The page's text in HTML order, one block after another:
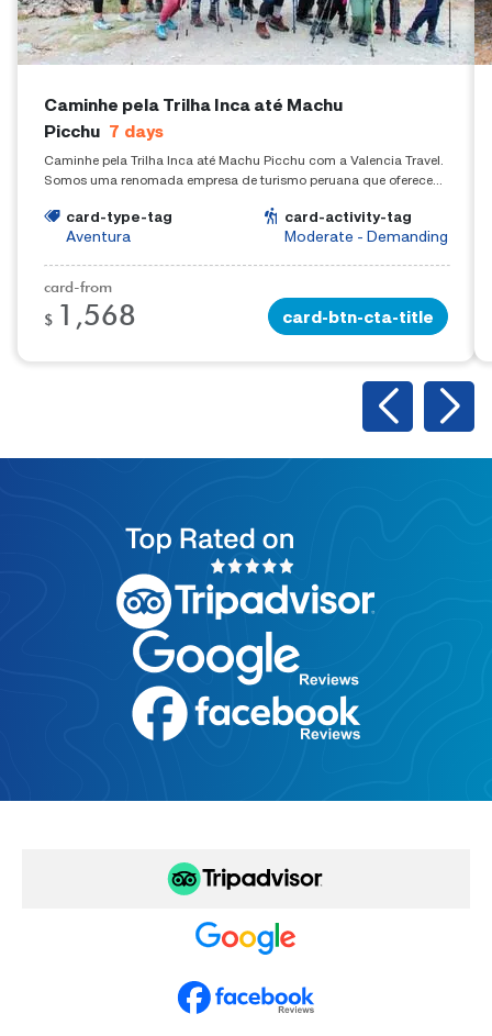
Caminhe pela Trilha Inca até Machu
Picchu 7 days
Caminhe pela Trilha Inca até Machu Picchu com a Valencia Travel.
Somos uma renomada empresa de turismo peruana que oferece
card-type-tag
Aventura
card-activity-tag
Moderate - Demanding
card-from
$ 1,568 card-btn-cta-title